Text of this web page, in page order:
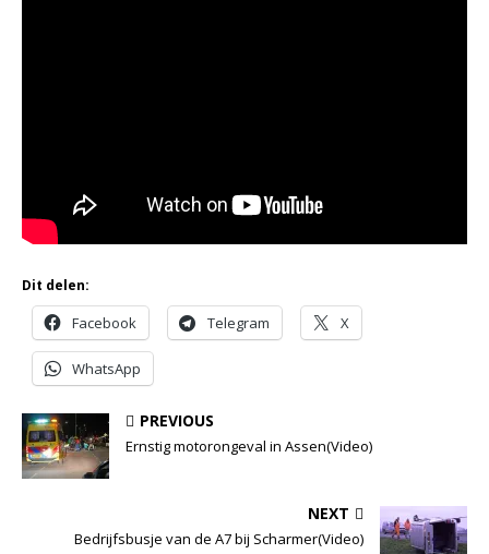
Dit delen:
Facebook Telegram X
WhatsApp
PREVIOUS
Ernstig motorongeval in Assen(Video)
NEXT
Bedrijfsbusje van de A7 bij Scharmer(Video)